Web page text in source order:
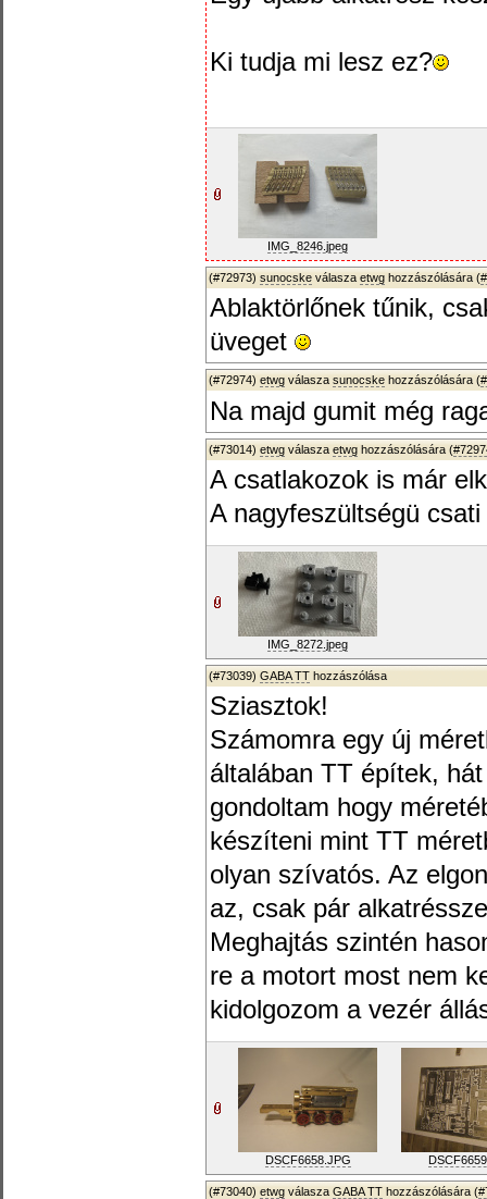
Ki tudja mi lesz ez?
IMG_8246.jpeg
(#72973) sunocske válasza etwg hozzászólására (
Ablaktörlőnek tűnik,
üveget
(#72974) etwg válasza sunocske hozzászólására (
Na majd gumit még
(#73014) etwg válasza etwg hozzászólására (
A csatlakozok is már
A nagyfeszültségü
IMG_8272.jpeg
(#73039) GABA TT hozzászólása
Sziasztok!
Számomra egy új
általában TT építek,
gondoltam hogy
készíteni mint TT
olyan szívatós. Az
az, csak pár
Meghajtás szintén
re a motort most nem
kidolgozom a vezér
DSCF6658.JPG
(#73040) etwg válasza GABA TT hozzászólására (